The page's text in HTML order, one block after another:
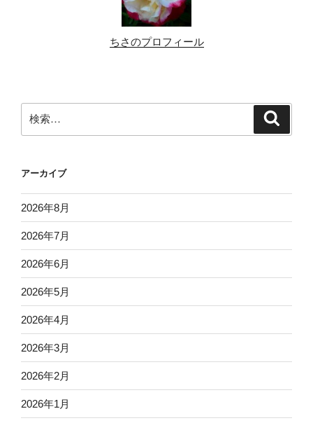
ちさのプロフィール
索:
アーカイブ
2026年8月
2026年7月
2026年6月
2026年5月
2026年4月
2026年3月
2026年2月
2026年1月